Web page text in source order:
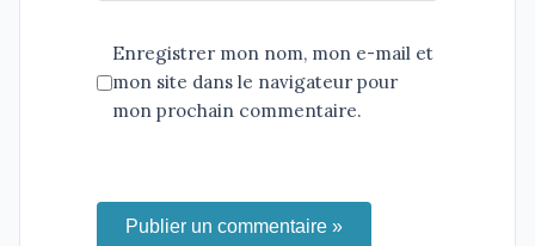
Enregistrer mon nom, mon e-mail et
mon site dans le navigateur pour
mon prochain commentaire.
Publier un commentaire »